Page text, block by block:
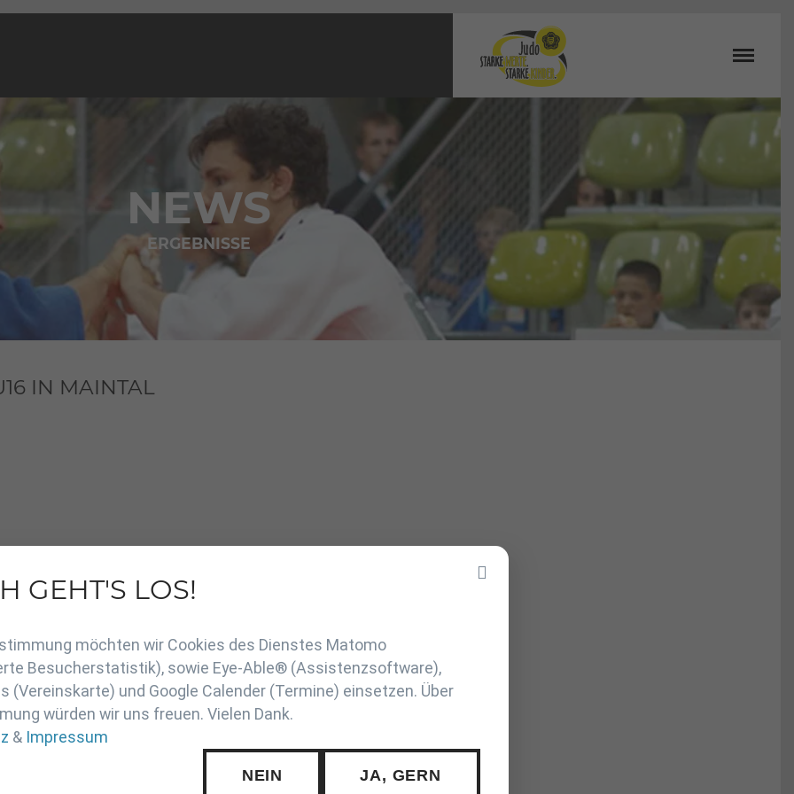
NEWS
ERGEBNISSE
IN MAINTAL
GEHT'S LOS!
möchten wir Cookies des Dienstes Matomo
Besucherstatistik), sowie Eye-Able® (Assistenzsoftware),
(Vereinskarte) und Google Calender (Termine) einsetzen. Über
würden wir uns freuen. Vielen Dank.
& Impressum
NEIN JA, GERN